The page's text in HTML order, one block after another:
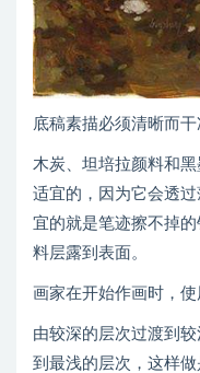
底稿素描必须清晰而干
木炭、坦培拉颜料和
适宜的，因为它会透
宜的就是笔迹擦不掉
料层露到表面。
画家在开始作画时，
由较深的层次过渡到
到最浅的层次，这样